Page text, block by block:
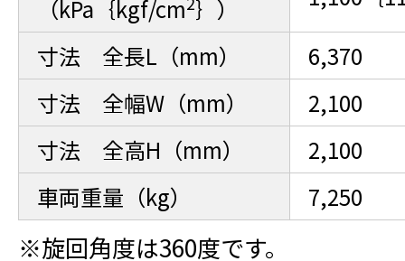
（kPa｛kgf/cm ｝）
寸法 全長L（mm）
6,370
寸法 全幅W（mm）
2,100
寸法 全高H（mm）
2,100
車両重量（kg）
7,250
※旋回角度は360度です。